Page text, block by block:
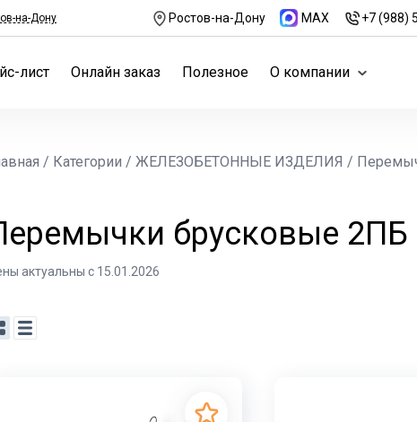
на-Дону Ростов-на-Дону MAX +7 (988)
лист Онлайн заказ Полезное О компании
/ Категории / ЖЕЛЕЗОБЕТОННЫЕ ИЗДЕЛИЯ /
брусковые 2ПБ
актуальны с 15.01.2026